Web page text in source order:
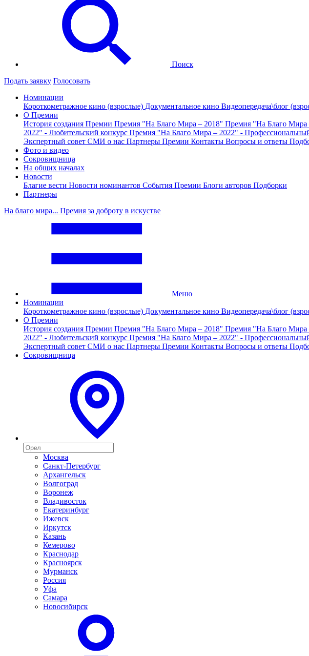
Поиск
Подать заявку Голосовать
Номинации
Короткометражное кино (взрослые) Документальное кино Видеопередача\блог
О Премии
История создания Премии Премия "На Благо Мира – 2018" Премия "На Благо Мира
2022" - Любительский конкурс Премия "На Благо Мира – 2022" -
Экспертный совет СМИ о нас Партнеры Премии Контакты Вопросы и ответы
Фото и видео
Сокровищница
На общих началах
Новости
Благие вести Новости номинантов События Премии Блоги авторов Подборки
Партнеры
На благо мира... Премия за доброту в искустве
Меню
Номинации
Короткометражное кино (взрослые) Документальное кино Видеопередача\блог
О Премии
История создания Премии Премия "На Благо Мира – 2018" Премия "На Благо Мира
2022" - Любительский конкурс Премия "На Благо Мира – 2022" -
Экспертный совет СМИ о нас Партнеры Премии Контакты Вопросы и ответы
Сокровищница
Москва
Санкт-Петербург
Архангельск
Волгоград
Воронеж
Владивосток
Екатеринбург
Ижевск
Иркутск
Казань
Кемерово
Краснодар
Красноярск
Мурманск
Россия
Уфа
Самара
Новосибирск